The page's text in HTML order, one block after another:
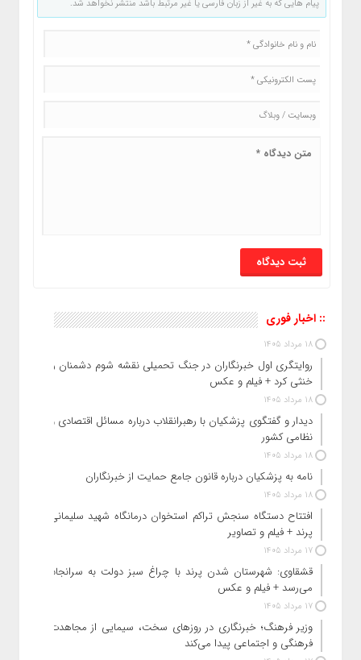
پیام هایی که به غیر از زبان فارسی یا غیر مرتبط باشد منتشر نخواهد شد.
:: اخبار فوری
18 مرداد 1405
روایتگری اول خبرنگاران در جنگ تحمیلی نقشه شوم دشمنان را
خنثی کرد + فیلم و عکس
18 مرداد 1405
دیدار و گفتگوی پزشکیان با رهبرانقلاب درباره مسائل اقتصادی و
نظامی کشور
18 مرداد 1405
نامه به پزشکیان درباره قانون جامع حمایت از خبرنگاران
18 مرداد 1405
افتتاح دستگاه سنجش تراکم استخوان درمانگاه شهید سلیمانی
پرند + فیلم و تصاویر
17 مرداد 1405
قشقاوی: شهرستان شدن پرند با چراغ سبز دولت به سرانجام
می‌رسد + فیلم و عکس
17 مرداد 1405
وزیر فرهنگ؛ خبرنگاری در روزهای سخت، سیمایی از مجاهدت
فرهنگی و اجتماعی پیدا می‌کند